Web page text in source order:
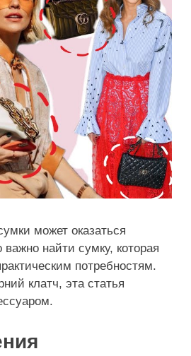
может оказаться
найти сумку, которая
потребностям.
клатч, эта статья